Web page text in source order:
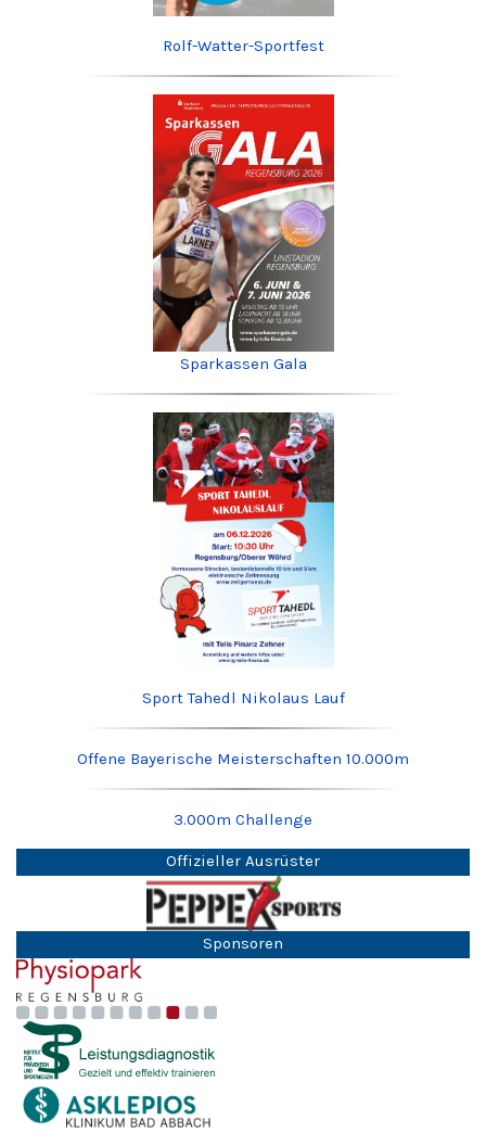
Rolf-Watter-Sportfest
Sparkassen Gala
Sport Tahedl Nikolaus Lauf
Offene Bayerische Meisterschaften 10.000m
3.000m Challenge
Offizieller Ausrüster
Sponsoren